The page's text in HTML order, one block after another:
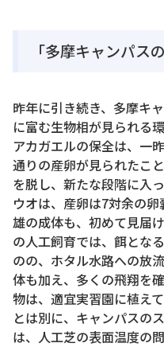
「多摩キャンパス
昨年に引き続き、多摩キ
に富む生物相が見られる
アカガエルの保全は、一
通りの産卵が見られたこ
を脱し、新たな段階に入
ウオは、産卵は7対余の
雄の成体も、初めて見届
の人工飼育では、餌とな
のの、ホタル水路への放
体も加え、多くの飛翔を
物は、適宜実習園に植え
とは別に、キャンパスの
は、人工芝の表面温度の